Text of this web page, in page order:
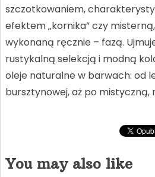
szczotkowaniem,
efektem „kornika” czy
wykonaną ręcznie – fazą.
rustykalną selekcją i modną
oleje naturalne w barwach: od
bursztynowej, aż po mistyczną,
You may also like